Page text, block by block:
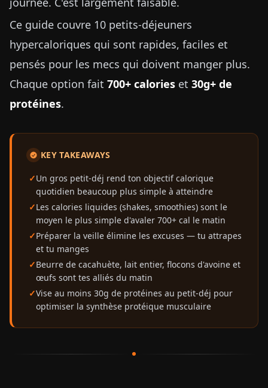
Ce guide couvre 10 petits-déjeuners
hypercaloriques qui sont rapides, faciles et
pensés pour les mecs qui doivent manger plus.
Chaque option fait 700+ calories et 30g+ de
protéines.
KEY TAKEAWAYS
Un gros petit-déj rend ton objectif calorique
quotidien beaucoup plus simple à atteindre
Les calories liquides (shakes, smoothies) sont le
moyen le plus simple d'avaler 700+ cal le matin
Préparer la veille élimine les excuses — tu attrapes
et tu manges
Beurre de cacahuète, lait entier, flocons d'avoine et
œufs sont tes alliés du matin
Vise au moins 30g de protéines au petit-déj pour
optimiser la synthèse protéique musculaire